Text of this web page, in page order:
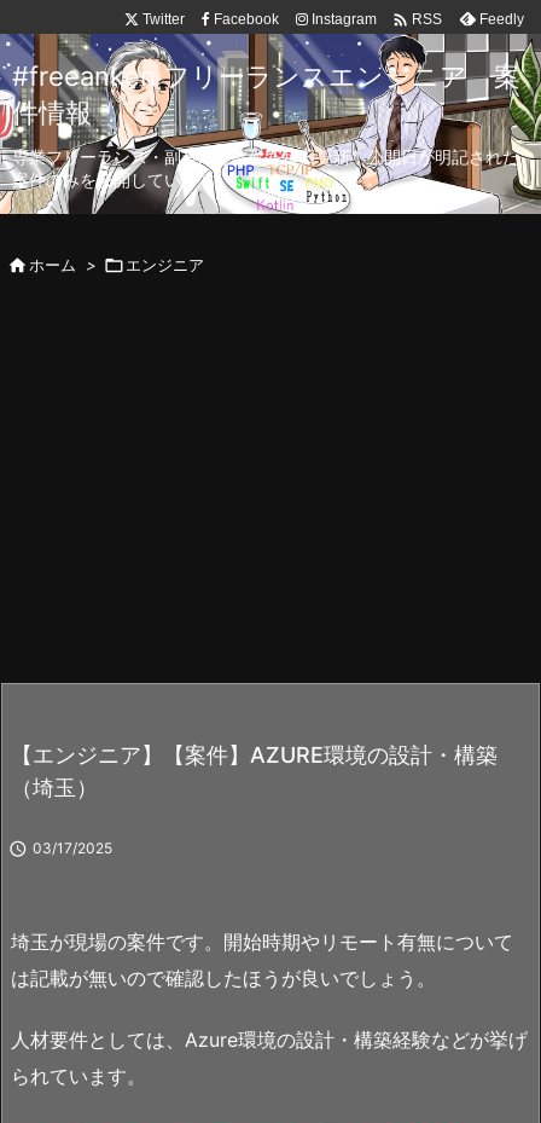
Twitter Facebook Instagram  RSS Feedly
#freeanken フリーランスエンジニア 案
件情報
専業フリーランス・副業向け案件を毎日更新！公開日が明記された
案件のみを公開しています。
ホーム > エンジニア
【エンジニア】【案件】AZURE環境の設計・構築
（埼玉）
 03/17/2025
埼玉が現場の案件です。開始時期やリモート有無について
は記載が無いので確認したほうが良いでしょう。
人材要件としては、Azure環境の設計・構築経験などが挙げ
られています。